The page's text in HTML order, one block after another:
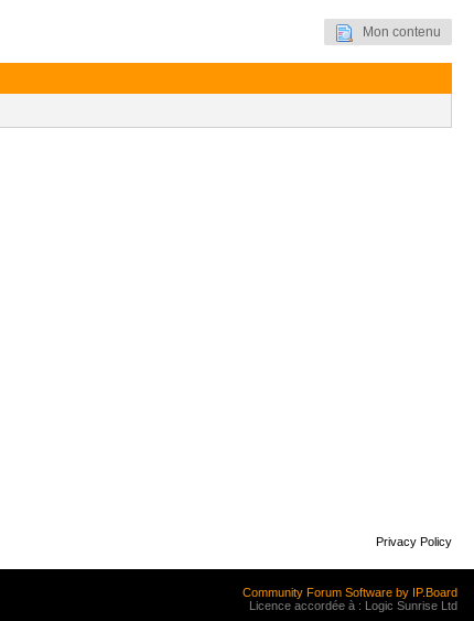
Mon contenu
Privacy Policy
Community Forum Software by IP.Board
Licence accordée à : Logic Sunrise Ltd